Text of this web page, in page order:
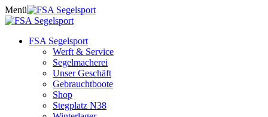
Skip
to
Menü
FSA Segelsport
Werft & Service
Segelmacherei
Unser Geschäft
Gebrauchtboote
Shop
Stegplatz N38